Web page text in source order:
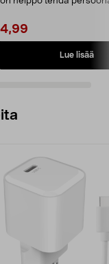
4,99
Lue lisää